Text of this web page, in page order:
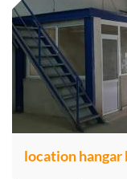
location hangar